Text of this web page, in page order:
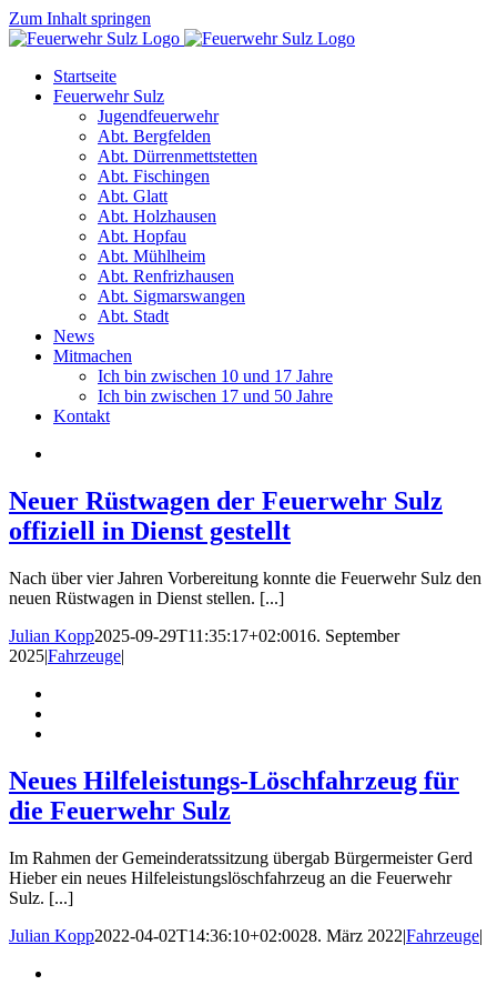
Zum Inhalt springen
Startseite
Feuerwehr Sulz
Jugendfeuerwehr
Abt. Bergfelden
Abt. Dürrenmettstetten
Abt. Fischingen
Abt. Glatt
Abt. Holzhausen
Abt. Hopfau
Abt. Mühlheim
Abt. Renfrizhausen
Abt. Sigmarswangen
Abt. Stadt
News
Mitmachen
Ich bin zwischen 10 und 17 Jahre
Ich bin zwischen 17 und 50 Jahre
Kontakt
Neuer Rüstwagen der Feuerwehr Sulz
offiziell in Dienst gestellt
Nach über vier Jahren Vorbereitung konnte die Feuerwehr Sulz den
neuen Rüstwagen in Dienst stellen. [...]
Julian Kopp2025-09-29T11:35:17+02:0016. September
2025|Fahrzeuge|
Neues Hilfeleistungs-Löschfahrzeug für
die Feuerwehr Sulz
Im Rahmen der Gemeinderatssitzung übergab Bürgermeister Gerd
Hieber ein neues Hilfeleistungslöschfahrzeug an die Feuerwehr
Sulz. [...]
Julian Kopp2022-04-02T14:36:10+02:0028. März 2022|Fahrzeuge|